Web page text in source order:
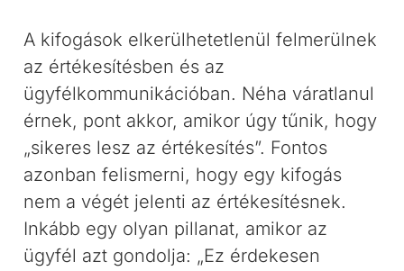
A kifogások elkerülhetetlenül felmerülnek
az értékesítésben és az
ügyfélkommunikációban. Néha váratlanul
érnek, pont akkor, amikor úgy tűnik, hogy
„sikeres lesz az értékesítés”. Fontos
azonban felismerni, hogy egy kifogás
nem a végét jelenti az értékesítésnek.
Inkább egy olyan pillanat, amikor az
ügyfél azt gondolja: „Ez érdekesen